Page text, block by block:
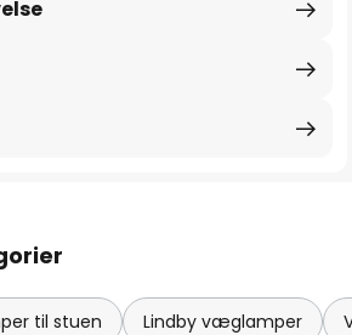
til stuen Lindby væglamper